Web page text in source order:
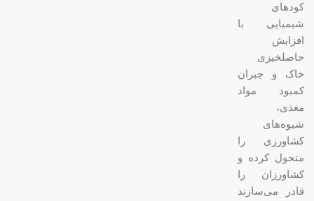
کودهای
شیمیایی با
افزایش
حاصلخیزی
خاک و جبران
کمبود مواد
مغذی،
شیوه‌های
کشاورزی را
متحول کرده و
کشاورزان را
قادر می‌سازند